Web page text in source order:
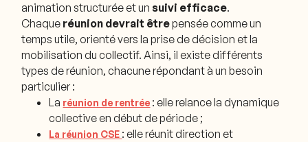
animation structurée et unsuivi efficace.
Chaque réunion devrait êtrepensée comme un
temps utile, orienté vers la prise de décision et la
mobilisation du collectif. Ainsi, il existe différents
types de réunion, chacune répondant à un besoin
particulier :
La réunion de rentrée : elle relance la dynamique
collective en début de période ;
La réunion CSE : elle réunit direction et